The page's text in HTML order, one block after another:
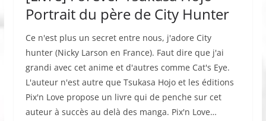
Portrait du père de City Hunter
Ce n'est plus un secret entre nous, j'adore City
hunter (Nicky Larson en France). Faut dire que j'ai
grandi avec cet anime et d'autres comme Cat's Eye.
L'auteur n'est autre que Tsukasa Hojo et les éditions
Pix'n Love propose un livre qui de penche sur cet
auteur à succès au delà des manga. Pix'n Love…